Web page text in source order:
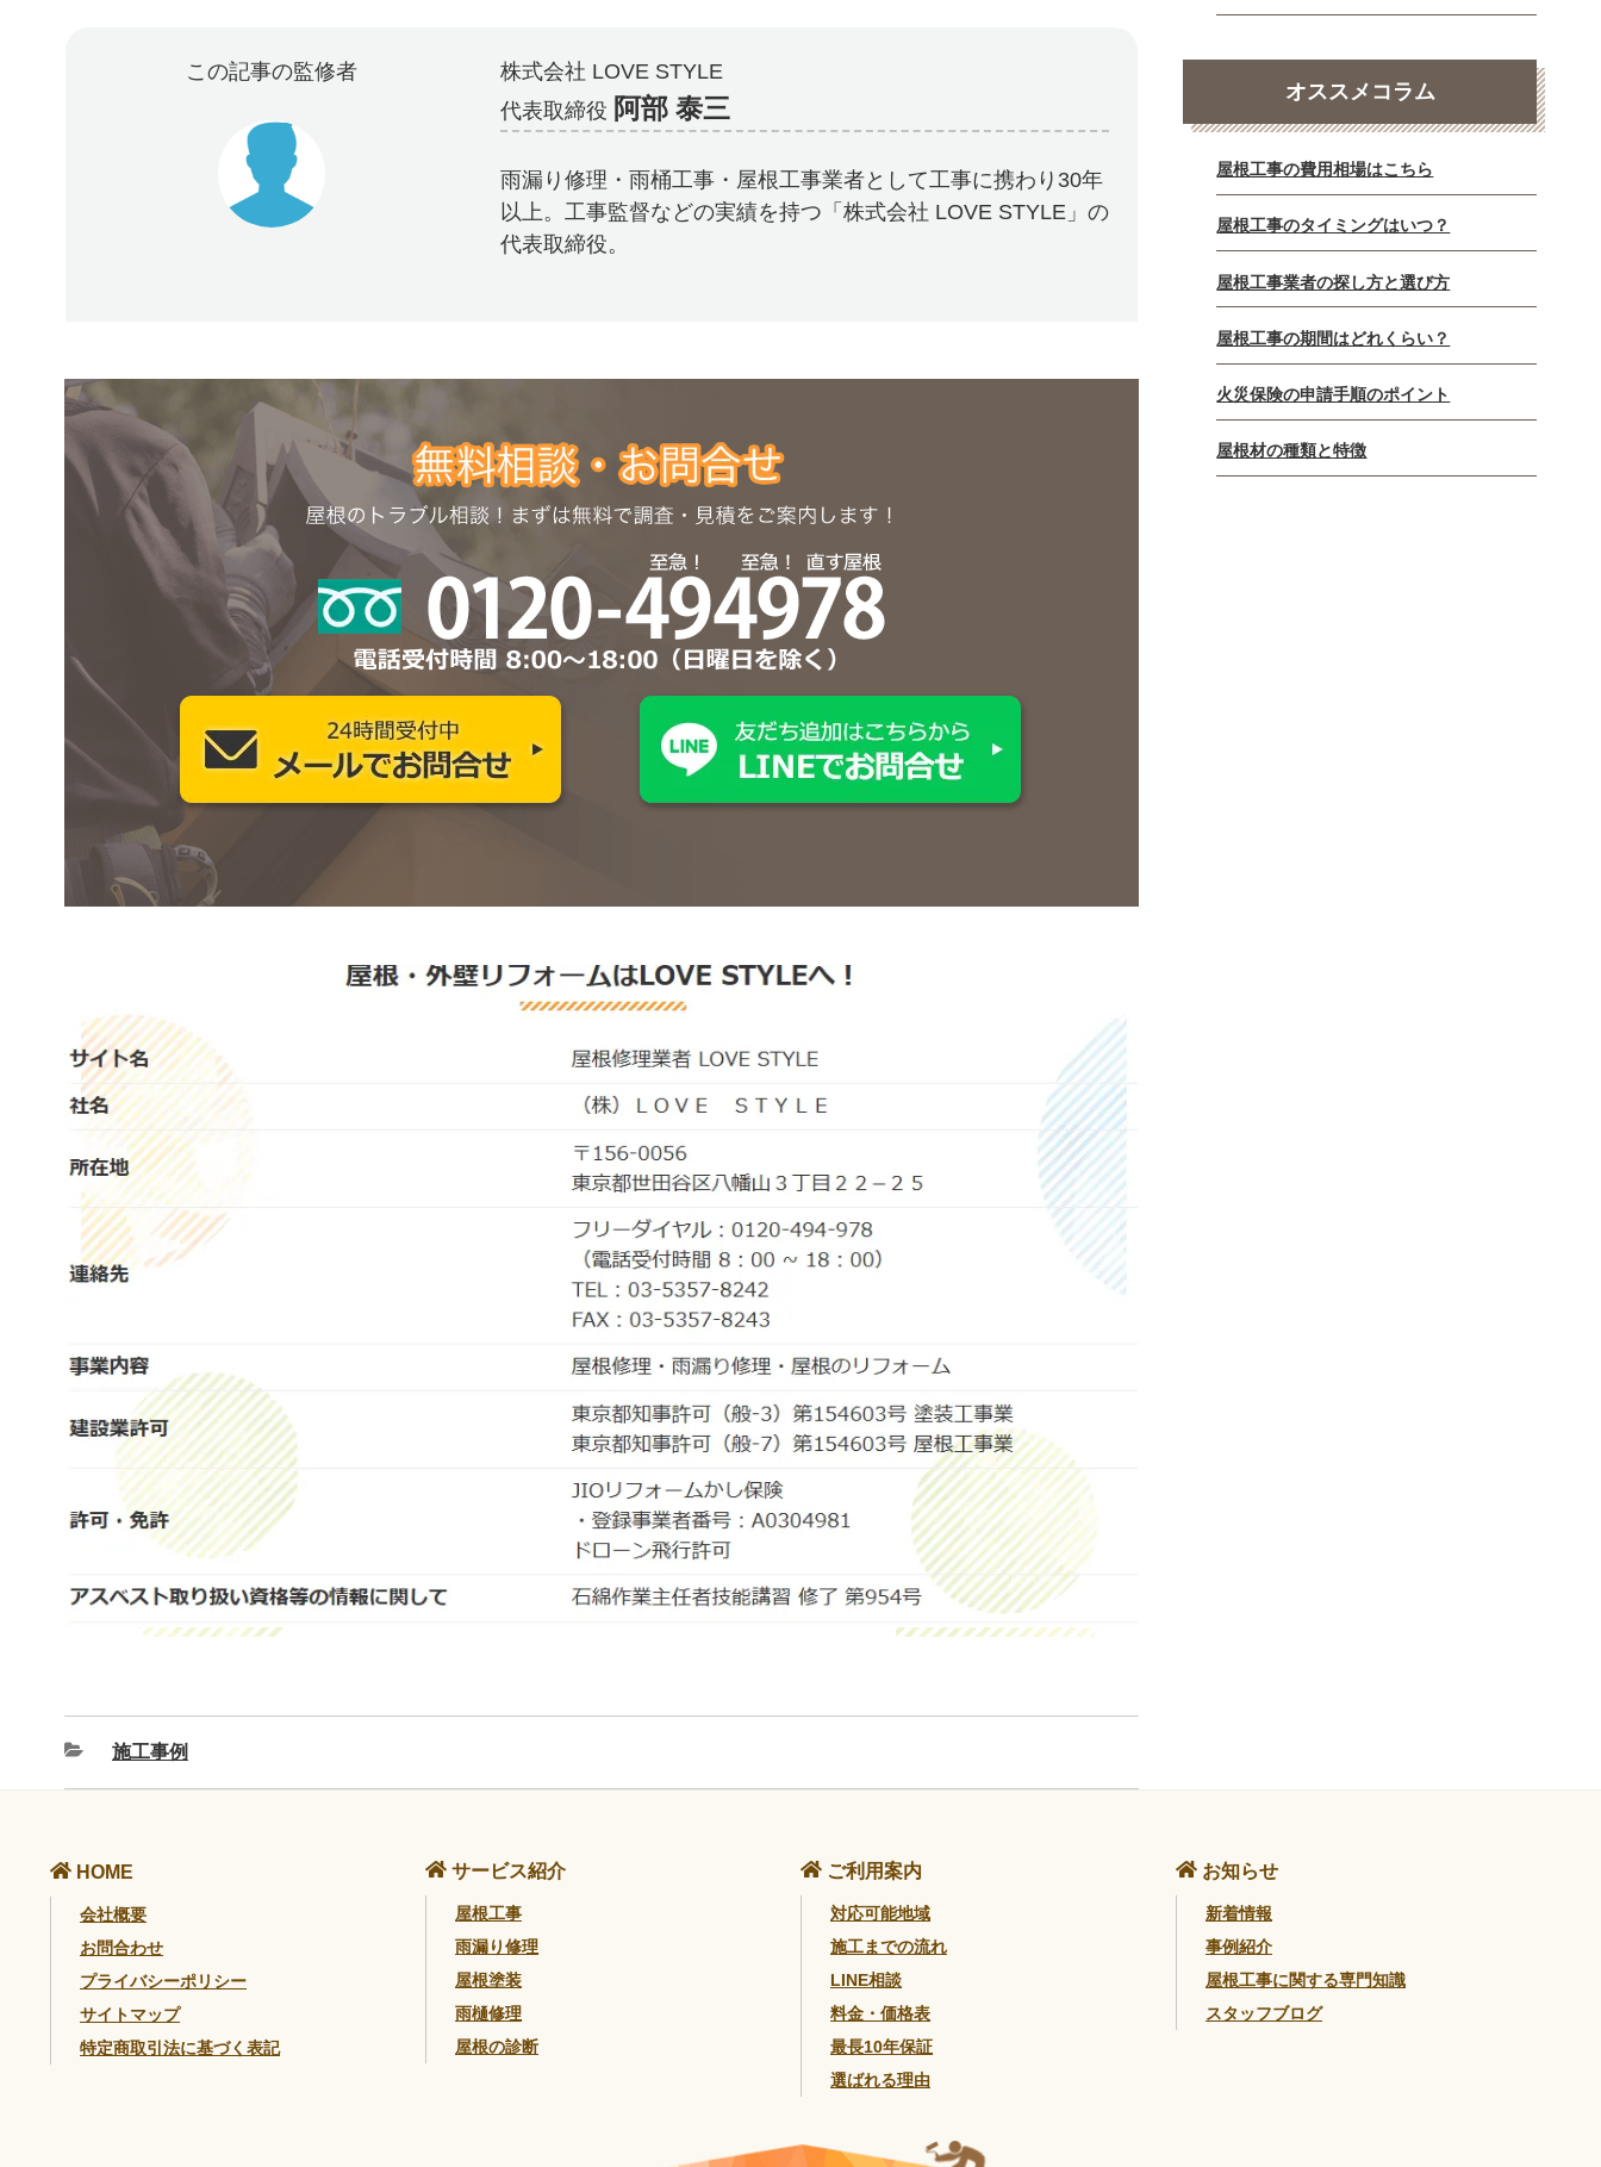
この記事の監修者
株式会社 LOVE STYLE
代表取締役 阿部 泰三
雨漏り修理・雨桶工事・屋根工事業者として工事に携わり30年
以上。工事監督などの実績を持つ「株式会社 LOVE STYLE」の
代表取締役。
施工事例
オススメコラム
屋根工事の費用相場はこちら
屋根工事のタイミングはいつ？
屋根工事業者の探し方と選び方
屋根工事の期間はどれくらい？
火災保険の申請手順のポイント
屋根材の種類と特徴
HOME
会社概要
お問合わせ
プライバシーポリシー
サイトマップ
特定商取引法に基づく表記
サービス紹介
屋根工事
雨漏り修理
屋根塗装
雨樋修理
屋根の診断
ご利用案内
対応可能地域
施工までの流れ
LINE相談
料金・価格表
最長10年保証
選ばれる理由
お知らせ
新着情報
事例紹介
屋根工事に関する専門知識
スタッフブログ